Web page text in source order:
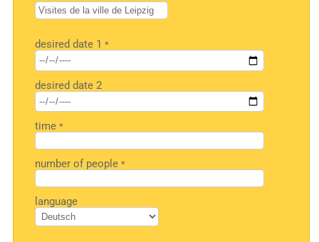
desired date 1*
desired date 2
time*
number of people*
language